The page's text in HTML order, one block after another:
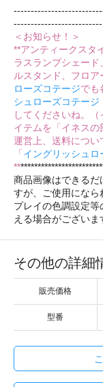
--------------------------
＜お知らせ！＞
**アンティークスタ
ラスランプシェー
ルスタンド、フロ
ローズコテージでも
シュローズコテージ
してくださいね。
イテムを「イネスの
運営上、送料につい
「 イングリッシュロ
**
商品画像はできるだ
すが、ご使用になら
プレイの色調設定
える場合がございま
その他の詳細
販売価格
型番